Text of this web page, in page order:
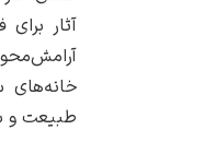
یوهانس فرمیر
پرفروش‌ترین
تابلوها
آثار برای
آرامش‌محور
خانه‌های
طبیعت و